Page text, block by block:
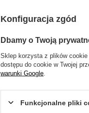
Konfiguracja zgód
Dbamy o Twoją
Sklep korzysta z plików cookie
dostępu do cookie w Twojej
warunki Google
Funkcjonalne pliki